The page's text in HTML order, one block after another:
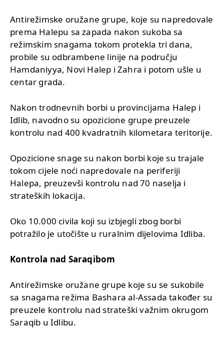
Antirežimske oružane grupe, koje su napredovale
prema Halepu sa zapada nakon sukoba sa
režimskim snagama tokom protekla tri dana,
probile su odbrambene linije na području
Hamdaniyya, Novi Halep i Zahra i potom ušle u
centar grada.
Nakon trodnevnih borbi u provincijama Halep i
Idlib, navodno su opozicione grupe preuzele
kontrolu nad 400 kvadratnih kilometara teritorije.
Opozicione snage su nakon borbi koje su trajale
tokom cijele noći napredovale na periferiji
Halepa, preuzevši kontrolu nad 70 naselja i
strateških lokacija.
Oko 10.000 civila koji su izbjegli zbog borbi
potražilo je utočište u ruralnim dijelovima Idliba.
Kontrola nad Saraqibom
Antirežimske oružane grupe koje su se sukobile
sa snagama režima Bashara al-Assada također su
preuzele kontrolu nad strateški važnim okrugom
Saraqib u Idlibu.